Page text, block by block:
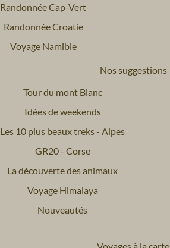
Randonnée Cap-Vert
Randonnée Croatie
Voyage Namibie
Nos suggestions
Tour du mont Blanc
Idées de weekends
Les 10 plus beaux treks - Alpes
GR20 - Corse
La découverte des animaux
Voyage Himalaya
Nouveautés